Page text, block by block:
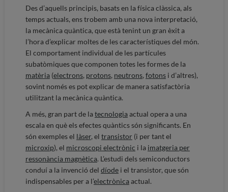
Des d’aquells principis, basats en la física clàssica, als
temps actuals, ens trobem amb una nova interpretació,
la mecànica quàntica, que està tenint un gran èxit a
l’hora d’explicar moltes de les característiques del món.
El comportament individual de les partícules
subatòmiques que componen totes les formes de la
matèria(electrons, protons, neutrons, fotonsi d’altres),
sovint només es pot explicar de manera satisfactòria
utilitzant la mecànica quàntica.
A més, gran part de latecnologiaactual opera a una
escala en què els efectes quàntics són significants. En
són exemples el làser, el transistor (i per tant el
microxip), el microscopi electrònic i la imatgeria per
ressonància magnètica. L’estudi dels semicon­duc­tors
conduí a la invenció del díodei el transistor, que són
indispensables per a l’electrònicaactual.